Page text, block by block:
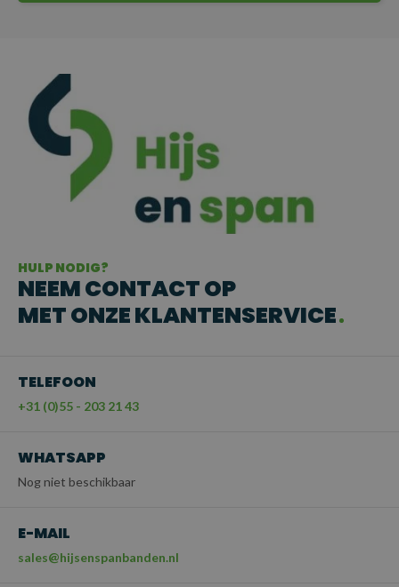
HULP NODIG?
NEEM CONTACT OP
MET ONZE KLANTENSERVICE
TELEFOON
+31 (0)55 - 203 21 43
WHATSAPP
Nog niet beschikbaar
E-MAIL
sales@hijsenspanbanden.nl